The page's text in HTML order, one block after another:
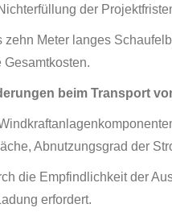
der
Meter langes
beim Transport
Abnutzungsgrad der
die Empfindlichkeit der
erfordert.